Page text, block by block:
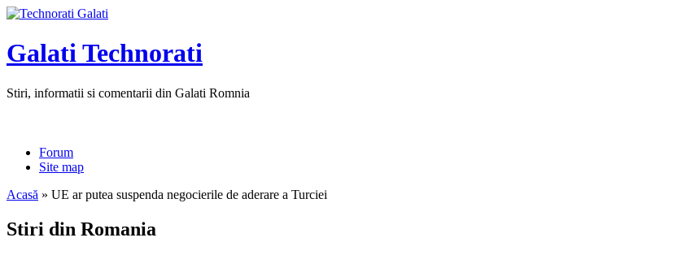
Galati Technorati
Stiri, informatii si comentarii din Galati Romnia
Forum
Site map
Acasă » UE ar putea suspenda negocierile de aderare a Turciei
Stiri din Romania